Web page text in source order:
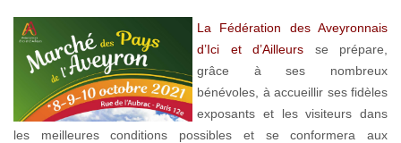
La Fédération des Aveyronnais
d’Ici et d’Ailleurs se prépare,
grâce à ses nombreux
bénévoles, à accueillir ses fidèles
exposants et les visiteurs dans
les meilleures conditions possibles et se conformera aux